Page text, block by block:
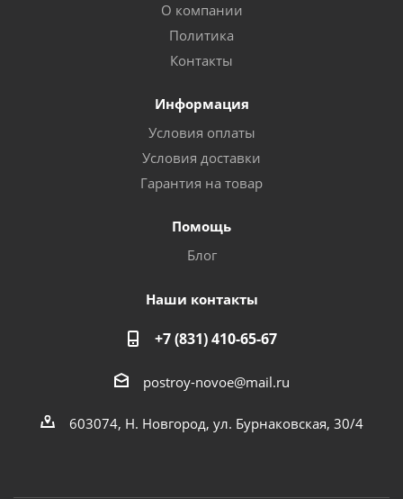
О компании
Политика
Контакты
Информация
Условия оплаты
Условия доставки
Гарантия на товар
Помощь
Блог
Наши контакты
+7 (831) 410-65-67
postroy-novoe@mail.ru
603074, Н. Новгород, ул. Бурнаковская, 30/4